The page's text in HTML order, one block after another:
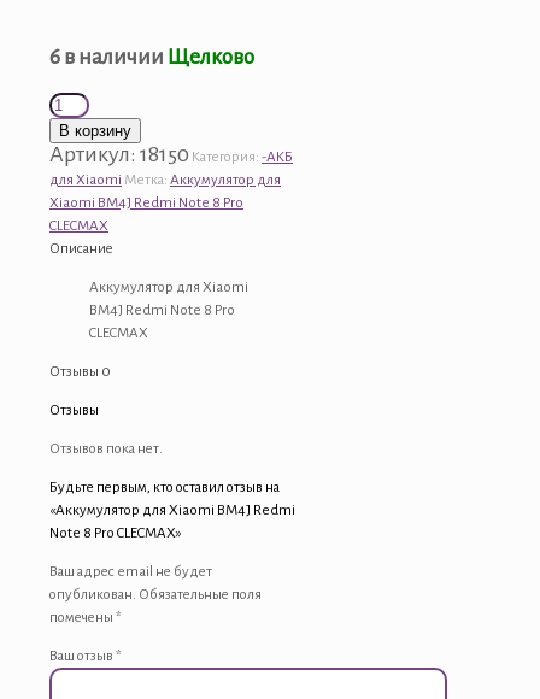
6 в наличии Щелково
Количество
товара
Аккумулятор
для
Xiaomi
BM4J
Redmi
CLECMAX
В корзину
Артикул: 18150 Категория: -АКБ
для Xiaomi Метка: Аккумулятор для
Xiaomi BM4J Redmi Note 8 Pro
CLECMAX
Описание
Аккумулятор для Xiaomi
BM4J Redmi Note 8 Pro
CLECMAX
Отзывы 0
Отзывы
Отзывов пока нет.
Будьте первым, кто оставил отзыв на
«Аккумулятор для Xiaomi BM4J Redmi
Note 8 Pro CLECMAX»
Ваш адрес email не будет
опубликован. Обязательные поля
помечены *
Ваш отзыв *